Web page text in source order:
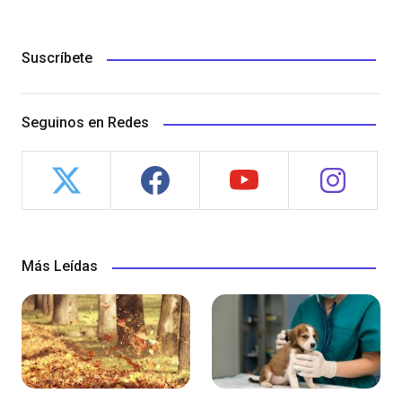
Suscríbete
Seguinos en Redes
Más Leídas